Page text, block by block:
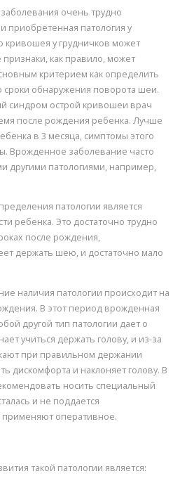
очень трудно
приобретенная патология у
кривошея у грудничков может
как правило, может
критерием как определить
сроки обнаружения поворота шеи.
синдром острой кривошеи врач
после рождения ребенка. Лучше
в 3 месяца, симптомы этого
Врожденное заболевание часто
другими патологиями, например,
патологии является
ребенка. Это достаточно трудно
после рождения,
держать шею, и достаточно мало
наличия патологии происходит на
В этот период врожденная
другой тип патологии дает о
учиться держать голову, и из-за
при правильном держании
дискомфорта и наклоняет голову. В
носить специальный
и не поддается
оперативное.
такой патологии является: